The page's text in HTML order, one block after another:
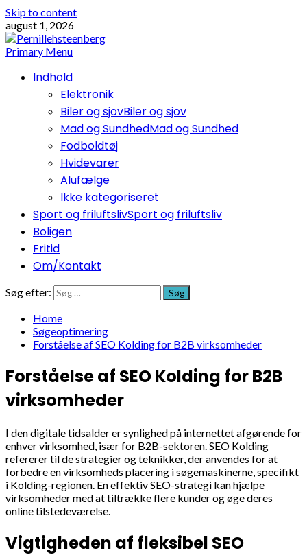
Skip to content
august 1, 2026
Primary Menu
Indhold
Elektronik
Biler og sjovBiler og sjov
Mad og SundhedMad og Sundhed
Fodboldtøj
Hvidevarer
Alufælge
Ikke kategoriseret
Sport og friluftslivSport og friluftsliv
Boligen
Fritid
Om/Kontakt
Søg efter:
Home
Søgeoptimering
Forståelse af SEO Kolding for B2B virksomheder
Forståelse af SEO Kolding for B2B
virksomheder
I den digitale tidsalder er synlighed på internettet afgørende for
enhver virksomhed, især for B2B-sektoren. SEO Kolding
refererer til de strategier og teknikker, der anvendes for at
forbedre en virksomheds placering i søgemaskinerne, specifikt
i Kolding-regionen. En effektiv SEO-strategi kan hjælpe
virksomheder med at tiltrække flere kunder og øge deres
online tilstedeværelse.
Vigtigheden af fleksibel SEO